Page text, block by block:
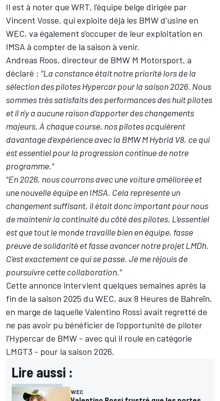
Il est à noter que WRT, l'équipe belge dirigée par
Vincent Vosse, qui exploite déjà les BMW d'usine en
WEC, va également s'occuper de leur exploitation en
IMSA à compter de la saison à venir.
Andreas Roos, directeur de BMW M Motorsport, a
déclaré : "La constance était notre priorité lors de la
sélection des pilotes Hypercar pour la saison 2026. Nous
sommes très satisfaits des performances des huit pilotes
et il n'y a aucune raison d'apporter des changements
majeurs. À chaque course, nos pilotes acquièrent
davantage d'expérience avec la BMW M Hybrid V8, ce qui
est essentiel pour la progression continue de notre
programme."
"En 2026, nous courrons avec une voiture améliorée et
une nouvelle équipe en IMSA. Cela représente un
changement suffisant, il était donc important pour nous
de maintenir la continuité du côté des pilotes. L'essentiel
est que tout le monde travaille bien en équipe, fasse
preuve de solidarité et fasse avancer notre projet LMDh.
C'est exactement ce qui se passe. Je me réjouis de
poursuivre cette collaboration."
Cette annonce intervient quelques semaines après la
fin de la saison 2025 du WEC, aux 8 Heures de Bahreïn,
en marge de laquelle Valentino Rossi avait regretté de
ne pas avoir pu bénéficier de l'opportunité de piloter
l'Hypercar de BMW - avec qui il roule en catégorie
LMGT3 - pour la saison 2026.
Lire aussi :
WEC